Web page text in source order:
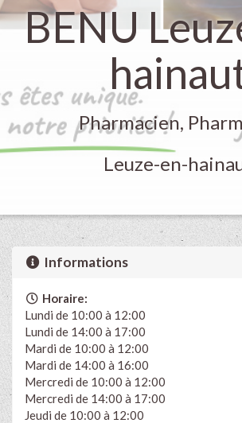
BENU
Pharmacien,
Leuze-en-
Informations
Horaire:
Lundi de 10:00 à 12:00
Lundi de 14:00 à 17:00
Mardi de 10:00 à 12:00
Mardi de 14:00 à 16:00
Mercredi de 10:00 à 12:00
Mercredi de 14:00 à 17:00
Jeudi de 10:00 à 12:00